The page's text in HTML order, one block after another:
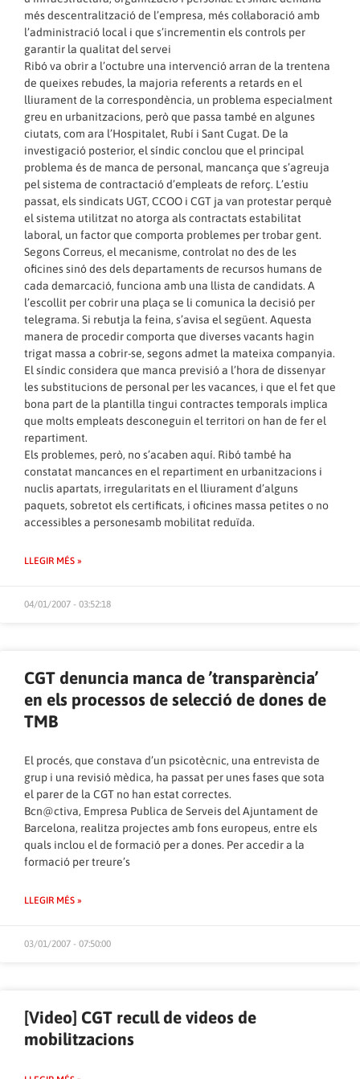
més descentralització de l’empresa, més col·laboració amb
l’administració local i que s’incrementin els controls per
garantir la qualitat del servei
Ribó va obrir a l’octubre una intervenció arran de la trentena
de queixes rebudes, la majoria referents a retards en el
lliurament de la correspondència, un problema especialment
greu en urbanitzacions, però que passa també en algunes
ciutats, com ara l’Hospitalet, Rubí i Sant Cugat. De la
investigació posterior, el síndic conclou que el principal
problema és de manca de personal, mancança que s’agreuja
pel sistema de contractació d’empleats de reforç. L’estiu
passat, els sindicats UGT, CCOO i CGT ja van protestar perquè
el sistema utilitzat no atorga als contractats estabilitat
laboral, un factor que comporta problemes per trobar gent.
Segons Correus, el mecanisme, controlat no des de les
oficines sinó des dels departaments de recursos humans de
cada demarcació, funciona amb una llista de candidats. A
l’escollit per cobrir una plaça se li comunica la decisió per
telegrama. Si rebutja la feina, s’avisa el següent. Aquesta
manera de procedir comporta que diverses vacants hagin
trigat massa a cobrir-se, segons admet la mateixa companyia.
El síndic considera que manca previsió a l’hora de dissenyar
les substitucions de personal per les vacances, i que el fet que
bona part de la plantilla tingui contractes temporals implica
que molts empleats desconeguin el territori on han de fer el
repartiment.
Els problemes, però, no s’acaben aquí. Ribó també ha
constatat mancances en el repartiment en urbanitzacions i
nuclis apartats, irregularitats en el lliurament d’alguns
paquets, sobretot els certificats, i oficines massa petites o no
accessibles a personesamb mobilitat reduïda.
LLEGIR MÉS »
04/01/2007 - 03:52:18
CGT denuncia manca de ’transparència’
en els processos de selecció de dones de
TMB
El procés, que constava d’un psicotècnic, una entrevista de
grup i una revisió mèdica, ha passat per unes fases que sota
el parer de la CGT no han estat correctes.
Bcn@ctiva, Empresa Publica de Serveis del Ajuntament de
Barcelona, realitza projectes amb fons europeus, entre els
quals inclou el de formació per a dones. Per accedir a la
formació per treure’s
LLEGIR MÉS »
03/01/2007 - 07:50:00
[Video] CGT recull de videos de
mobilitzacions